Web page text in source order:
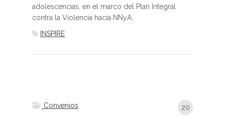
adolescencias, en el marco del Plan Integral
contra la Violencia hacia NNyA.
INSPIRE
Convenios 20